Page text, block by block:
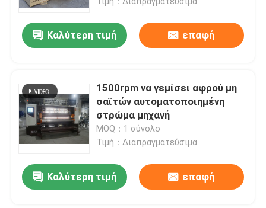
Σπίτι
Προϊόντα
Βίντεο
Καλύτερη τιμή επαφή
1500rpm να γεμίσει αφρού μη
σαϊτών αυτοματοποιημένη
στρώμα μηχανή
MOQ：1 σύνολο
Τιμή：Διαπραγματεύσιμα
Καλύτερη τιμή επαφή
300m/h Αλυσίδα ράψιμο Ηλεκτρονικός Μηχανισμός υψηλής ταχύτητας για στρώματα